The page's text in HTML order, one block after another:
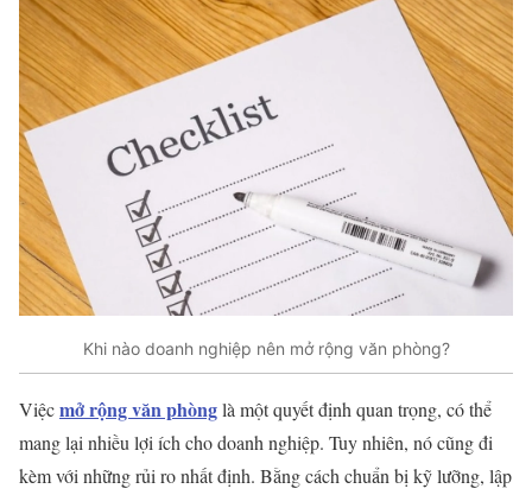
Khi nào doanh nghiệp nên mở rộng văn phòng?
Việcmở rộng văn phònglà một quyết định quan trọng, có thể
mang lại nhiều lợi ích cho doanh nghiệp. Tuy nhiên, nó cũng đi
kèm với những rủi ro nhất định. Bằng cách chuẩn bị kỹ lưỡng, lập